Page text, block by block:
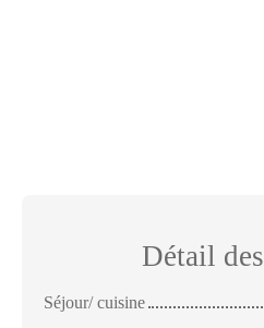
Détail des
Séjour/ cuisine